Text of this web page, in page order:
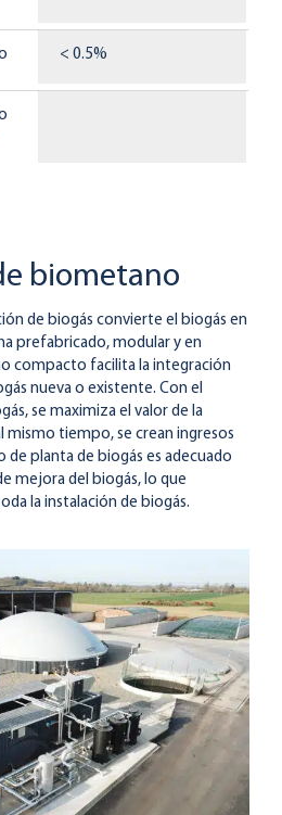
< 0.5%
biometano
de biogás convierte el biogás en
prefabricado, modular y en
compacto facilita la integración
nueva o existente. Con el
se maximiza el valor de la
mismo tiempo, se crean ingresos
de planta de biogás es adecuado
mejora del biogás, lo que
la instalación de biogás.